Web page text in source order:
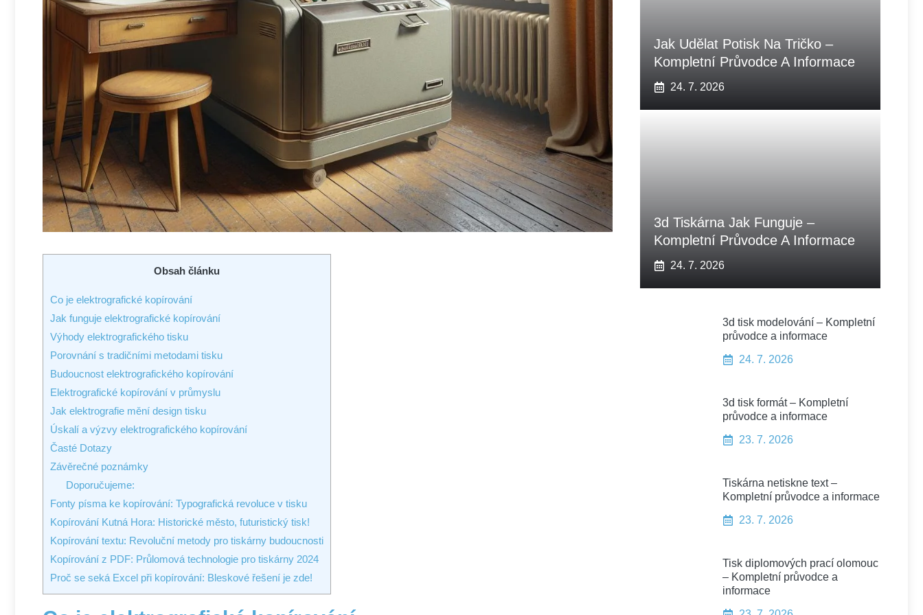
Obsah článku
Co je elektrografické kopírování
Jak funguje elektrografické kopírování
Výhody elektrografického tisku
Porovnání s tradičními metodami tisku
Budoucnost elektrografického kopírování
Elektrografické kopírování v průmyslu
Jak elektrografie mění design tisku
Úskalí a výzvy elektrografického kopírování
Časté Dotazy
Závěrečné poznámky
Doporučujeme:
Fonty písma ke kopírování: Typografická revoluce v tisku
Kopírování Kutná Hora: Historické město, futuristický tisk!
Kopírování textu: Revoluční metody pro tiskárny budoucnosti
Kopírování z PDF: Průlomová technologie pro tiskárny 2024
Proč se seká Excel při kopírování: Bleskové řešení je zde!
Jak Udělat Potisk Na Tričko –
Kompletní Průvodce A Informace
24. 7. 2026
3d Tiskárna Jak Funguje –
Kompletní Průvodce A Informace
24. 7. 2026
3d tisk modelování – Kompletní
průvodce a informace
24. 7. 2026
3d tisk formát – Kompletní
průvodce a informace
23. 7. 2026
Tiskárna netiskne text –
Kompletní průvodce a informace
23. 7. 2026
Tisk diplomových prací olomouc
– Kompletní průvodce a
informace